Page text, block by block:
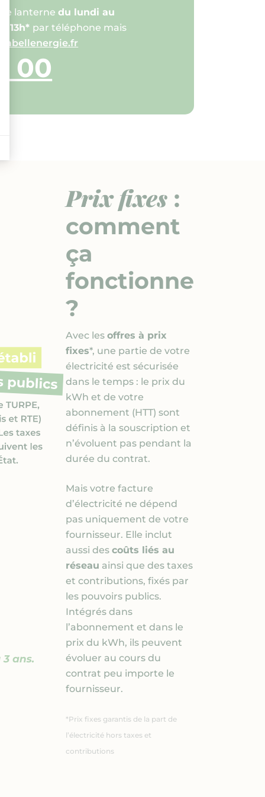
lanternedu lundi au
13h* par téléphone mais
00
Prix fixes :
comment
ça
fonctionne
?
Avec les offres à prix
fixes*, une partie de votre
électricité est sécurisée
dans le temps : le prix du
kWh et de votre
abonnement (HTT) sont
définis à la souscription et
n’évoluent pas pendant la
durée du contrat.
Mais votre facture
d’électricité ne dépend
pas uniquement de votre
fournisseur. Elle inclut
aussi des coûts liés au
réseau ainsi que des taxes
et contributions, fixés par
les pouvoirs publics.
Intégrés dans
l’abonnement et dans le
prix du kWh, ils peuvent
évoluer au cours du
contrat peu importe le
fournisseur.
*Prix fixes garantis de la part de
l’électricité hors taxes et
contributions